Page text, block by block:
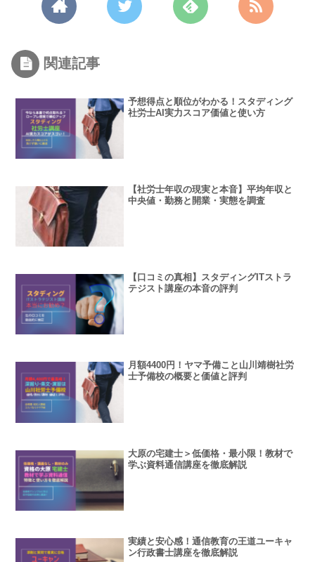
関連記事
予想得点と順位がわかる！スタディング
社労士AI実力スコア価値と使い方
【社労士年収の現実と本音】平均年収と
中央値・勤務と開業・実態を調査
【口コミの真相】スタディングITストラ
テジスト講座の本音の評判
月額4400円！ヤマ予備こと山川靖樹社労
士予備校の概要と価値と評判
大原の宅建士＞低価格・最小限！教材で
学ぶ資料通信講座を徹底解説
実績と安心感！通信教育の王道ユーキャ
ン行政書士講座を徹底解説